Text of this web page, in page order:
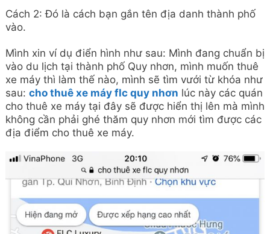
Cách 2: Đó là cách bạn gắn tên địa danh thành phố
vào.
Mình xin ví dụ điển hình như sau: Mình đang chuẩn bị
vào du lịch tại thành phố Quy nhơn, mình muốn thuê
xe máy thì làm thế nào, mình sẽ tìm vưới từ khóa như
sau: cho thuê xe máy flc quy nhơn lúc này các quán
cho thuê xe máy tại đây sẽ được hiển thị lên mà mình
không cần phải ghé thăm quy nhơn mới tìm được các
địa điểm cho thuê xe máy.